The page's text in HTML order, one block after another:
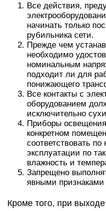
Все действия,
начинать только
рубильника сети.
Прежде чем
необходимо
номинальным
подходит ли для
понижающего
Все контакты с
оборудованием
исключительно
Приборы
конкретном
соответствовать
эксплуатации по
влажность и
Запрещено
явными признаками
Кроме того, при